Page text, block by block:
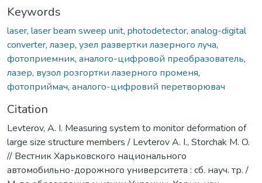
Keywords
laser, laser beam sweep unit, photodetector, analog-digital
converter, лазер, узел развертки лазерного луча,
фотоприемник, аналого-цифровой преобразователь,
лазер, вузол розгортки лазерного променя,
фотоприймач, аналого-цифровий перетворювач
Citation
Levterov, A. I. Measuring system to monitor deformation of
large size structure members / Levterov A. I., Storchak M. O.
// Вестник Харьковского национального
автомобильно-дорожного университета : сб. науч. тр. /